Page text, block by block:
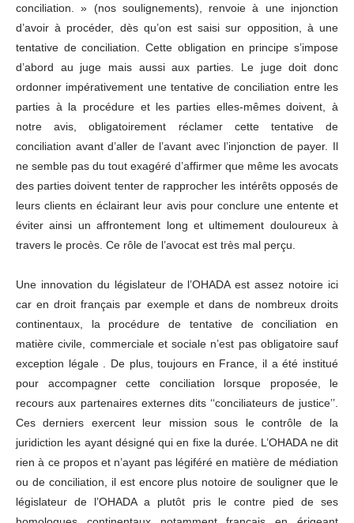
conciliation. » (nos soulignements), renvoie à une injonction
d’avoir à procéder, dès qu’on est saisi sur opposition, à une
tentative de conciliation. Cette obligation en principe s’impose
d’abord au juge mais aussi aux parties. Le juge doit donc
ordonner impérativement une tentative de conciliation entre les
parties à la procédure et les parties elles-mêmes doivent, à
notre avis, obligatoirement réclamer cette tentative de
conciliation avant d’aller de l’avant avec l’injonction de payer. Il
ne semble pas du tout exagéré d’affirmer que même les avocats
des parties doivent tenter de rapprocher les intérêts opposés de
leurs clients en éclairant leur avis pour conclure une entente et
éviter ainsi un affrontement long et ultimement douloureux à
travers le procès. Ce rôle de l’avocat est très mal perçu.
Une innovation du législateur de l’OHADA est assez notoire ici
car en droit français par exemple et dans de nombreux droits
continentaux, la procédure de tentative de conciliation en
matière civile, commerciale et sociale n’est pas obligatoire sauf
exception légale . De plus, toujours en France, il a été institué
pour accompagner cette conciliation lorsque proposée, le
recours aux partenaires externes dits ‘‘conciliateurs de justice’’.
Ces derniers exercent leur mission sous le contrôle de la
juridiction les ayant désigné qui en fixe la durée. L’OHADA ne dit
rien à ce propos et n’ayant pas légiféré en matière de médiation
ou de conciliation, il est encore plus notoire de souligner que le
législateur de l’OHADA a plutôt pris le contre pied de ses